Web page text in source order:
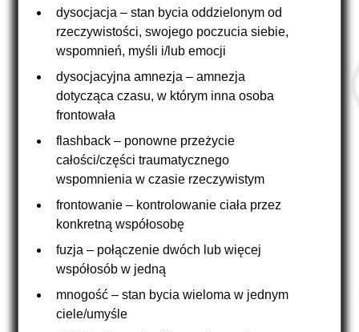
dysocjacja – stan bycia oddzielonym od
rzeczywistości, swojego poczucia siebie,
wspomnień, myśli i/lub emocji
dysocjacyjna amnezja – amnezja
dotycząca czasu, w którym inna osoba
frontowała
flashback – ponowne przeżycie
całości/części traumatycznego
wspomnienia w czasie rzeczywistym
frontowanie – kontrolowanie ciała przez
konkretną współosobę
fuzja – połączenie dwóch lub więcej
współosób w jedną
mnogość – stan bycia wieloma w jednym
ciele/umyśle